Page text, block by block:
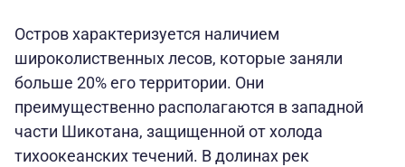
Остров характеризуется наличием
широколиственных лесов, которые заняли
больше 20% его территории. Они
преимущественно располагаются в западной
части Шикотана, защищенной от холода
тихоокеанских течений. В долинах рек